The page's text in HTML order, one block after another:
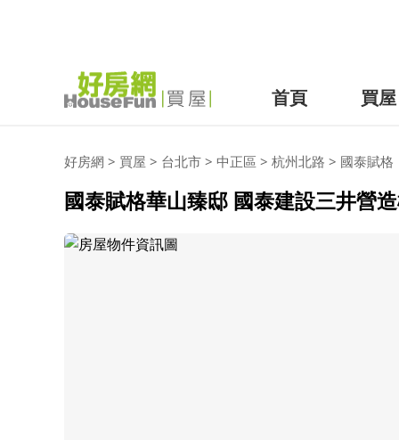
首頁 買屋
好房網 > 買屋 > 台北市 > 中正區 > 杭州北路 > 國泰賦格
國泰賦格華山臻邸 國泰建設三井營